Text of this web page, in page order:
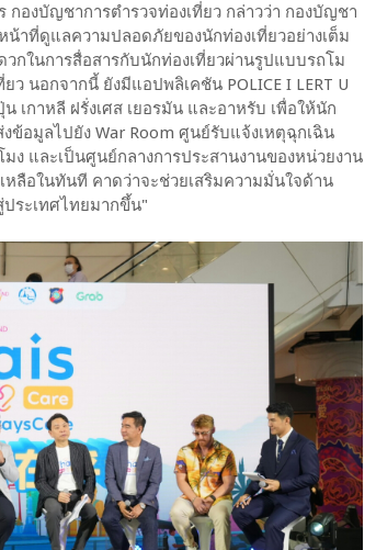
องบัญชาการตำรวจท่องเที่ยว กล่าวว่า กองบัญชา
าที่ดูแลความปลอดภัยของนักท่องเที่ยวอย่างเต็ม
กในการสื่อสารกับนักท่องเที่ยวผ่านรูปแบบรถโม
นอกจากนี้ ยังมีแอปพลิเคชัน POLICE I LERT U
เกาหลี ฝรั่งเศส เยอรมัน และอาหรับ เพื่อให้นัก
ข้อมูลไปยัง War Room ศูนย์รับแจ้งเหตุฉุกเฉิน
ง และเป็นศูนย์กลางการประสานงานของหน่วยงาน
หลือในทันที คาดว่าจะช่วยเสริมความมั่นใจด้าน
ระเทศไทยมากขึ้น"